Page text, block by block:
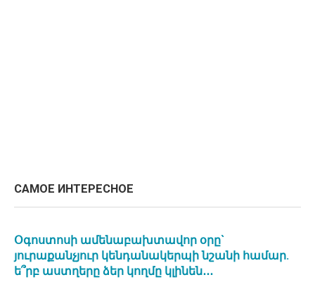
САМОЕ ИНТЕРЕСНОЕ
Օգոստոսի ամենաբախտավոր օրը`
յուրաքանչյուր կենդանակերպի նշանի համար.
ե՞րբ աստղերը ձեր կողմը կլինեն․․․